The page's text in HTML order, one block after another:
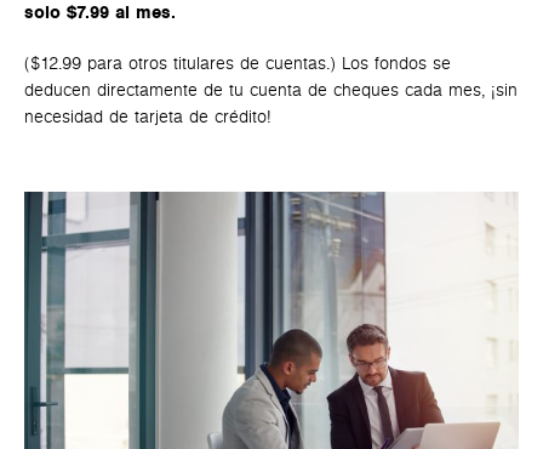
solo $7.99 al mes.
($12.99 para otros titulares de cuentas.) Los fondos se
deducen directamente de tu cuenta de cheques cada mes, ¡sin
necesidad de tarjeta de crédito!